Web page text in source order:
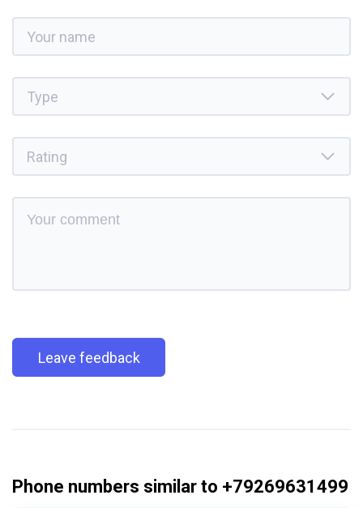
Leave feedback
Phone numbers similar to +79269631499